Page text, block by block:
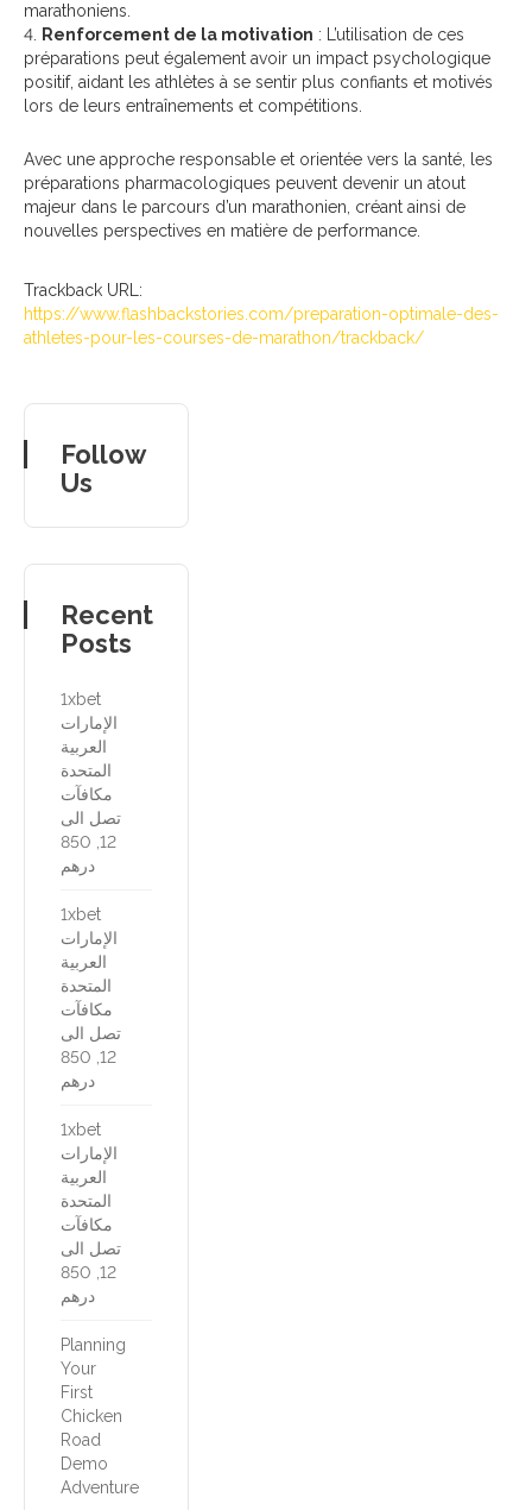
marathoniens.
Renforcement de la motivation : L’utilisation de ces
préparations peut également avoir un impact psychologique
positif, aidant les athlètes à se sentir plus confiants et motivés
lors de leurs entraînements et compétitions.
Avec une approche responsable et orientée vers la santé, les
préparations pharmacologiques peuvent devenir un atout
majeur dans le parcours d’un marathonien, créant ainsi de
nouvelles perspectives en matière de performance.
Trackback URL:
https://www.flashbackstories.com/preparation-optimale-des-
athletes-pour-les-courses-de-marathon/trackback/
Follow
Us
Recent
Posts
1xbet
الإمارات
العربية
المتحدة
مكافآت
تصل الى
12, 850
درهم
1xbet
الإمارات
العربية
المتحدة
مكافآت
تصل الى
12, 850
درهم
1xbet
الإمارات
العربية
المتحدة
مكافآت
تصل الى
12, 850
درهم
Planning
Your
First
Chicken
Road
Demo
Adventure